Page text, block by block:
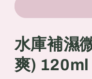
補
濕
微
補
濕
微
水庫補濕
爽) 120ml